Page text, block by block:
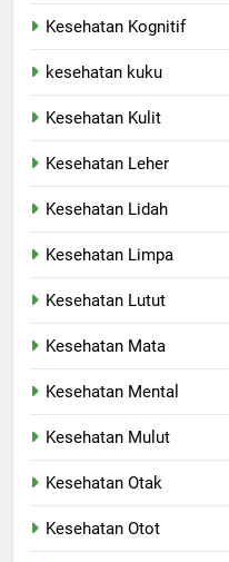
Kesehatan Kognitif
kesehatan kuku
Kesehatan Kulit
Kesehatan Leher
Kesehatan Lidah
Kesehatan Limpa
Kesehatan Lutut
Kesehatan Mata
Kesehatan Mental
Kesehatan Mulut
Kesehatan Otak
Kesehatan Otot